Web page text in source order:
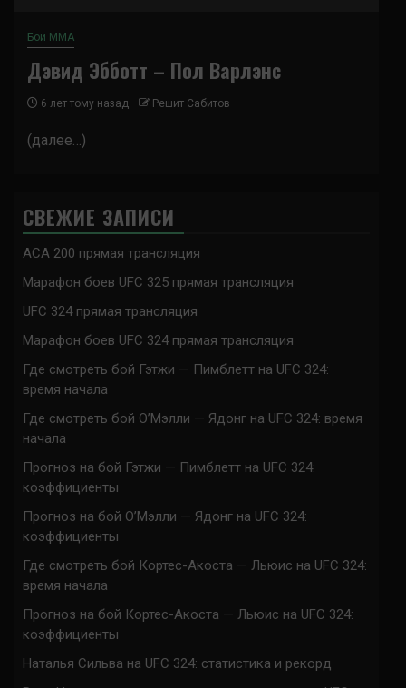
Бои ММА
Дэвид Эбботт – Пол Варлэнс
6 лет тому назад Решит Сабитов
(далее…)
СВЕЖИЕ ЗАПИСИ
ACA 200 прямая трансляция
Марафон боев UFC 325 прямая трансляция
UFC 324 прямая трансляция
Марафон боев UFC 324 прямая трансляция
Где смотреть бой Гэтжи — Пимблетт на UFC 324:
время начала
Где смотреть бой О’Мэлли — Ядонг на UFC 324: время
начала
Прогноз на бой Гэтжи — Пимблетт на UFC 324:
коэффициенты
Прогноз на бой О’Мэлли — Ядонг на UFC 324:
коэффициенты
Где смотреть бой Кортес-Акоста — Льюис на UFC 324:
время начала
Прогноз на бой Кортес-Акоста — Льюис на UFC 324:
коэффициенты
Наталья Сильва на UFC 324: статистика и рекорд